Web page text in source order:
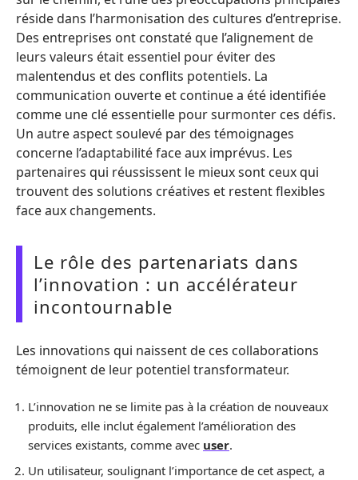
réside dans l’harmonisation des cultures d’entreprise.
Des entreprises ont constaté que l’alignement de
leurs valeurs était essentiel pour éviter des
malentendus et des conflits potentiels. La
communication ouverte et continue a été identifiée
comme une clé essentielle pour surmonter ces défis.
Un autre aspect soulevé par des témoignages
concerne l’adaptabilité face aux imprévus. Les
partenaires qui réussissent le mieux sont ceux qui
trouvent des solutions créatives et restent flexibles
face aux changements.
Le rôle des partenariats dans
l’innovation : un accélérateur
incontournable
Les innovations qui naissent de ces collaborations
témoignent de leur potentiel transformateur.
L’innovation ne se limite pas à la création de nouveaux
produits, elle inclut également l’amélioration des
services existants, comme avec user.
Un utilisateur, soulignant l’importance de cet aspect, a